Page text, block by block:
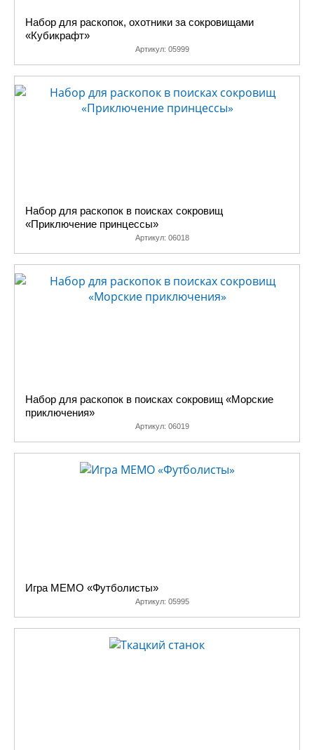
Набор для раскопок, охотники за сокровищами
«Кубикрафт»
Артикул: 05999
Набор для раскопок в поисках сокровищ
«Приключение принцессы»
Артикул: 06018
Набор для раскопок в поисках сокровищ «Морские
приключения»
Артикул: 06019
Игра МЕМО «Футболисты»
Артикул: 05995